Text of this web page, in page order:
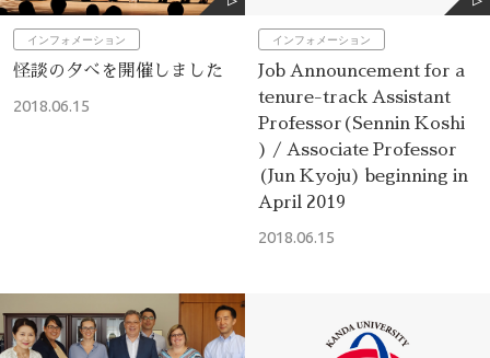
インフォメーション
怪談の夕べを開催しました
2018.06.15
インフォメーション
Job Announcement for a
tenure-track Assistant
Professor(Sennin Koshi
) / Associate Professor
(Jun Kyoju) beginning in
April 2019
2018.06.15